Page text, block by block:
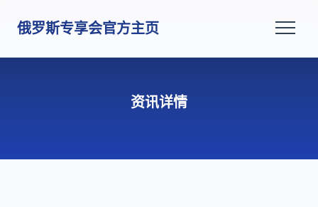
俄罗斯专享会官方主页
资讯详情